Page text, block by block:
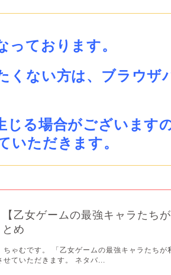
っております。
くない方は、ブラウザ
じる場合がございますの
いただきます。
【乙女ゲームの最強キャラたち
め
ちゃむです。 「乙女ゲームの最強キャラたちが
せていただきます。 ネタバ...